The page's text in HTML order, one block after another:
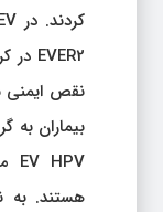
نقص ایمنی